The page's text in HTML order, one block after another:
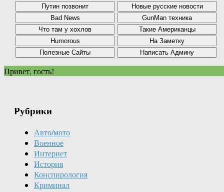
Привет, гость!
Рубрики
Авто/мото
Военное
Интернет
История
Конспирология
Криминал